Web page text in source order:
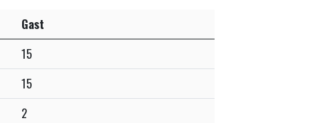
Gast
15
15
2